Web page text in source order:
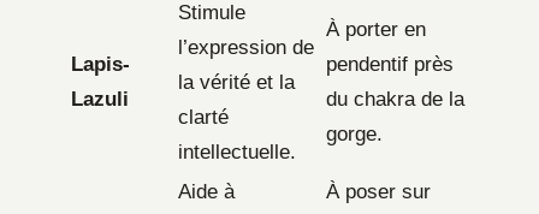
Lapis-
Lazuli
Stimule
l’expression de
la vérité et la
clarté
intellectuelle.
À porter en
pendentif près
du chakra de la
gorge.
Aide à
À poser sur